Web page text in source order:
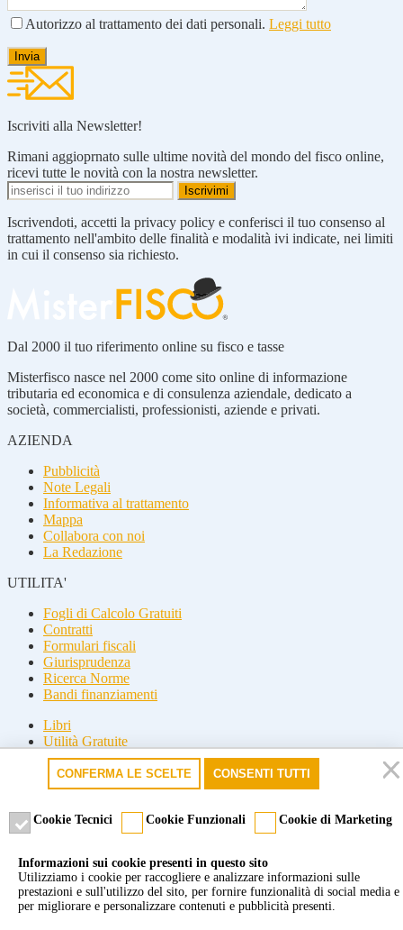
Autorizzo al trattamento dei dati personali. Leggi tutto
Iscriviti alla Newsletter!
Rimani aggioprnato sulle ultime novità del mondo del fisco online,
ricevi tutte le novità con la nostra newsletter.
Iscrivendoti, accetti la privacy policy e conferisci il tuo consenso al
trattamento nell'ambito delle finalità e modalità ivi indicate, nei limiti
in cui il consenso sia richiesto.
Dal 2000 il tuo riferimento online su fisco e tasse
Misterfisco nasce nel 2000 come sito online di informazione
tributaria ed economica e di consulenza aziendale, dedicato a
società, commercialisti, professionisti, aziende e privati.
AZIENDA
Pubblicità
Note Legali
Informativa al trattamento
Mappa
Collabora con noi
La Redazione
UTILITA'
Fogli di Calcolo Gratuiti
Contratti
Formulari fiscali
Giurisprudenza
Ricerca Norme
Bandi finanziamenti
Libri
Utilità Gratuite
Guide fiscali
Seguici
Seguici
riproduzione parziale.
Marchio registrato dello Studio Commercialista Di Michele di Roma
e Milano. P.Iva 09277651007 - Cookie policy-Privacy policy
CONFERMA LE SCELTE CONSENTI TUTTI
Cookie Tecnici Cookie Funzionali Cookie di Marketing
Informazioni sui cookie presenti in questo sito
Utilizziamo i cookie per raccogliere e analizzare informazioni sulle
prestazioni e sull'utilizzo del sito, per fornire funzionalità di social media e
per migliorare e personalizzare contenuti e pubblicità presenti.